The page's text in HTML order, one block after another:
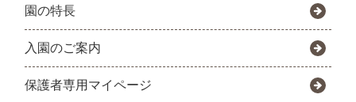
園の特長
入園のご案内
保護者専用マイページ